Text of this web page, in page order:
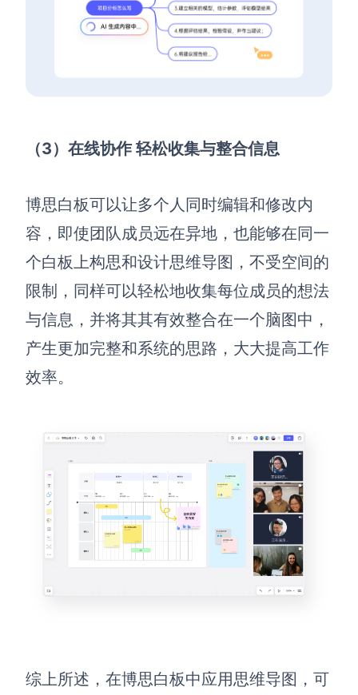
（3）在线协作 轻松收集与整合信息
博思白板可以让多个人同时编辑和修改内
容，即使团队成员远在异地，也能够在同一
个白板上构思和设计思维导图，不受空间的
限制，同样可以轻松地收集每位成员的想法
与信息，并将其其有效整合在一个脑图中，
产生更加完整和系统的思路，大大提高工作
效率。
综上所述，在博思白板中应用思维导图，可